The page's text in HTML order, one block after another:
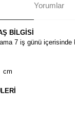
Yorumlar
BİLGİSİ
7 iş günü
cm